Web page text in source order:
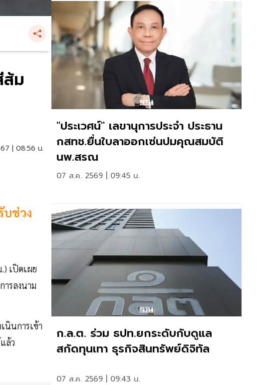
ม
| 08:56 น.
บช่วง
เปิดเผย
ารลงนาม
นินการเข้า
ล้ว
"ประเวศน์" เลขานุการประจำ ประธาน
กสทช.ยื่นใบลาออกเซ่นปมคุณสมบัติ
นพ.สรณ
07 ส.ค. 2569 | 09:45 น.
ก.ล.ต. ร่วม ธปท.ยกระดับกับดูแล
สกัดทุนเทา ธุรกิจสินทรัพย์ดิจิทัล
07 ส.ค. 2569 | 09:43 น.